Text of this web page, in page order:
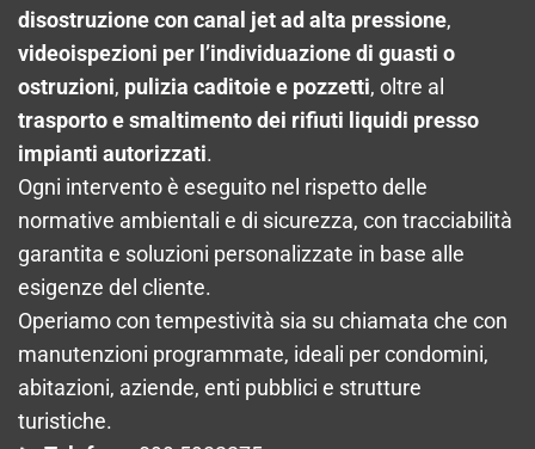
disostruzione con canal jet ad alta pressione,
videoispezioni per l’individuazione di guasti o
ostruzioni, pulizia caditoie e pozzetti, oltre al
trasporto e smaltimento dei rifiuti liquidi presso
impianti autorizzati.
Ogni intervento è eseguito nel rispetto delle
normative ambientali e di sicurezza, con tracciabilità
garantita e soluzioni personalizzate in base alle
esigenze del cliente.
Operiamo con tempestività sia su chiamata che con
manutenzioni programmate, ideali per condomini,
abitazioni, aziende, enti pubblici e strutture
turistiche.